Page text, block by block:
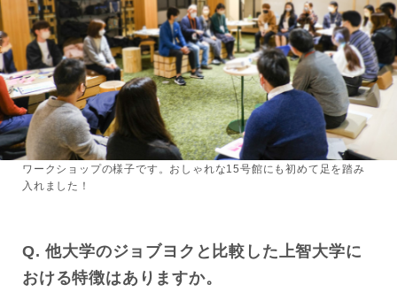
ワークショップの様子です。おしゃれな15号館にも初めて足を踏み
入れました！
Q. 他大学のジョブヨクと比較した上智大学に
おける特徴はありますか。